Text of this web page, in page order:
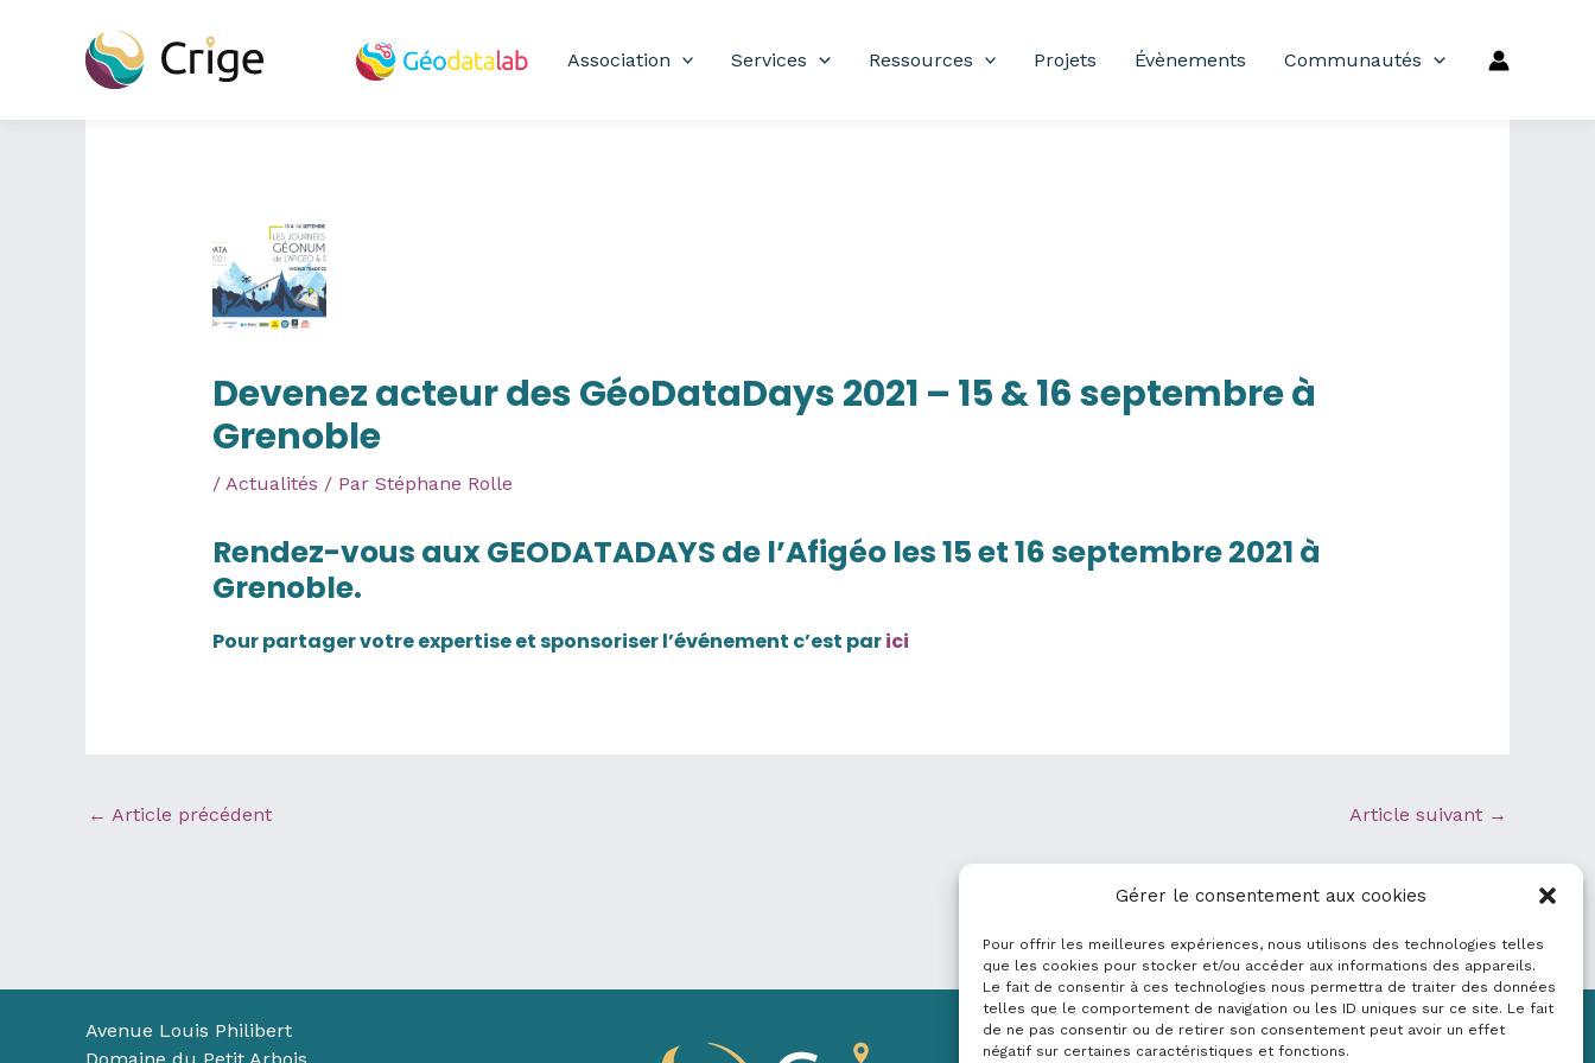
Gérer le consentement aux cookies
Pour offrir les meilleures expériences, nous utilisons des technologies telles
que les cookies pour stocker et/ou accéder aux informations des appareils.
Le fait de consentir à ces technologies nous permettra de traiter des données
telles que le comportement de navigation ou les ID uniques sur ce site. Le fait
de ne pas consentir ou de retirer son consentement peut avoir un effet
négatif sur certaines caractéristiques et fonctions.
Association Services Ressources Projets Évènements Communautés
Devenez acteur des GéoDataDays 2021 – 15 & 16 septembre à
Grenoble
/ Actualités / Par Stéphane Rolle
Rendez-vous aux GEODATADAYS de l’Afigéo les 15 et 16 septembre 2021 à
Grenoble.
Pour partager votre expertise et sponsoriser l’événement c’est parici
← Article précédent Article suivant →
Avenue Louis Philibert
Mentions légales